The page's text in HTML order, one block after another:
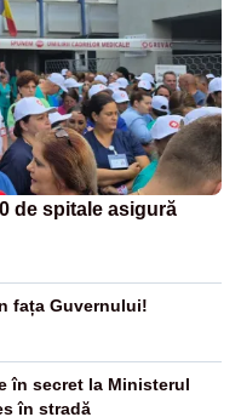
de spitale asigură
fața Guvernului!
în secret la Ministerul
în stradă